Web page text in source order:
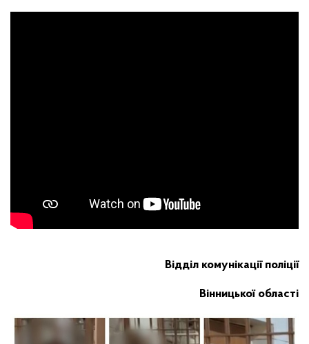
Відділ комунікації поліції
Вінницької області